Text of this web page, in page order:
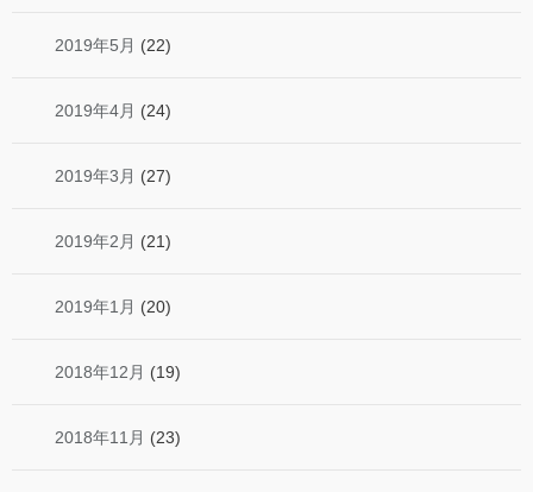
2019年5月 (22)
2019年4月 (24)
2019年3月 (27)
2019年2月 (21)
2019年1月 (20)
2018年12月 (19)
2018年11月 (23)